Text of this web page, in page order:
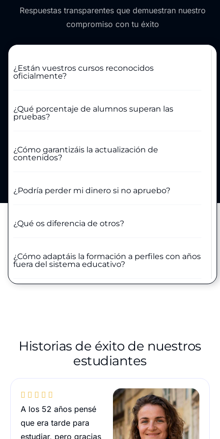
Respuestas transparentes que demuestran nuestro
compromiso con tu éxito
¿Están vuestros cursos reconocidos
oficialmente?
¿Qué porcentaje de alumnos superan las
pruebas?
¿Cómo garantizáis la actualización de
contenidos?
¿Podría perder mi dinero si no apruebo?
¿Qué os diferencia de otros?
¿Cómo adaptáis la formación a perfiles con años
fuera del sistema educativo?
Historias de éxito de nuestros
estudiantes
    
A los 52 años pensé
que era tarde para
estudiar, pero gracias